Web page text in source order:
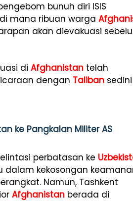
bunuh diri ISIS
mana ribuan warga
akan dievakuasi
di Afghanistan telah
dengan Taliban
ke Pangkalan Militer AS
perbatasan ke
dalam kekosongan
Namun, Tashkent
Afghanistan berada di